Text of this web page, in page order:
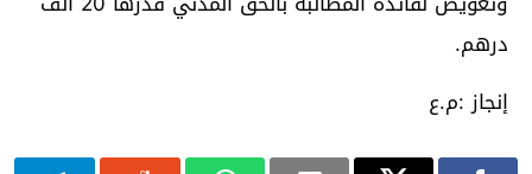
درهم.
إنجاز :م.ع